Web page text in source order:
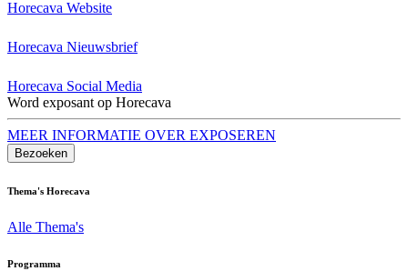
Horecava Website
Horecava Nieuwsbrief
Horecava Social Media
Word exposant op Horecava
MEER INFORMATIE OVER EXPOSEREN
Bezoeken
Thema's Horecava
Alle Thema's
Programma